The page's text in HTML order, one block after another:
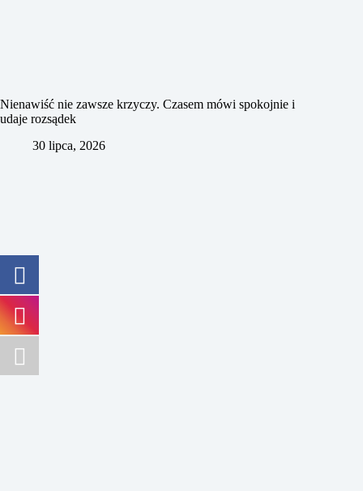
Nienawiść nie zawsze krzyczy. Czasem mówi spokojnie i
udaje rozsądek
30 lipca, 2026